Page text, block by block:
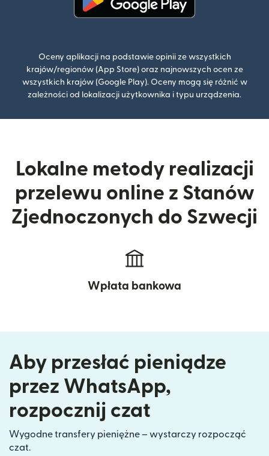
Oceny aplikacji na podstawie opinii ze wszystkich
krajów/regionów (App Store) oraz najnowszych ocen ze
wszystkich krajów (Google Play). Oceny mogą się różnić w
zależności od lokalizacji użytkownika i typu urządzenia.
Lokalne metody realizacji
przelewu online z Stanów
Zjednoczonych do Szwecji
Wpłata bankowa
Aby przesłać pieniądze
przez WhatsApp,
rozpocznij czat
Wygodne transfery pieniężne – wystarczy rozpocząć
czat.